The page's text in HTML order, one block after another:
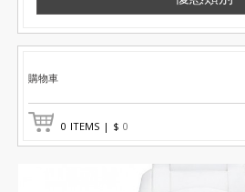
購物車
0 ITEMS | $ 0